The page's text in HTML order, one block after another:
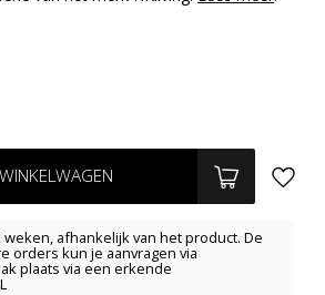
afhankelijk van het product. De
orders kun je aanvragen via
plaats via een erkende